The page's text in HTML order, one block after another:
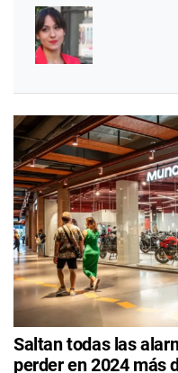
Saltan todas las
perder en 2024 más